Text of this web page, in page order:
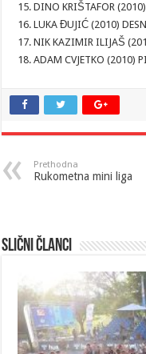
15. DINO KRIŠTAFOR
16. LUKA ĐUJIĆ (2010)
17. NIK KAZIMIR ILIJAŠ
18. ADAM CVJETKO (2010)
Prethodna
Rukometna mini liga
Slični članci